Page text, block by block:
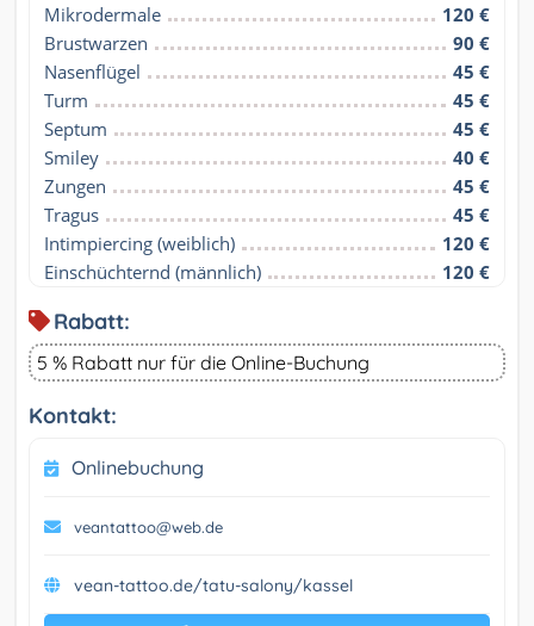
Mikrodermale
120 €
Brustwarzen
90 €
Nasenflügel
45 €
Turm
45 €
Septum
45 €
Smiley
40 €
Zungen
45 €
Tragus
45 €
Intimpiercing (weiblich)
120 €
Einschüchternd (männlich)
120 €
Rabatt:
5 % Rabatt nur für die Online-Buchung
Kontakt:
Onlinebuchung
veantattoo@web.de
vean-tattoo.de/tatu-salony/kassel